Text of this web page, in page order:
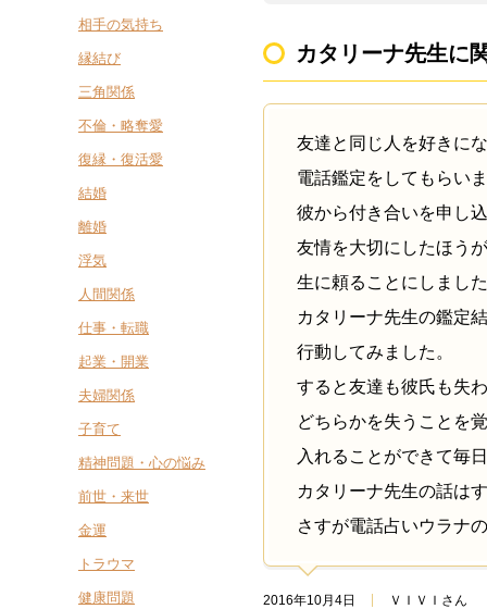
カタリーナ先生に
友達と同じ人を好きに
電話鑑定をしてもらい
彼から付き合いを申し
友情を大切にしたほう
生に頼ることにしまし
カタリーナ先生の鑑定
行動してみました。
すると友達も彼氏も失
どちらかを失うことを
入れることができて毎
カタリーナ先生の話は
さすが電話占いウラナ
2016年10月4日 ＶＩＶＩさん
相手の気持ち
縁結び
三角関係
不倫・略奪愛
復縁・復活愛
結婚
離婚
浮気
人間関係
仕事・転職
起業・開業
夫婦関係
子育て
精神問題・心の悩み
前世・来世
金運
トラウマ
健康問題